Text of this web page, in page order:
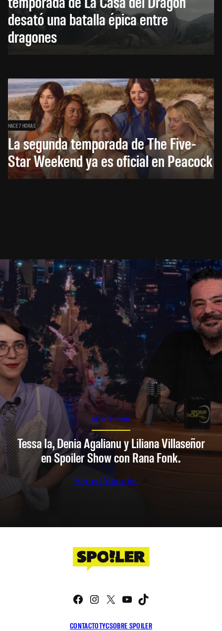
desató una batalla épica entre
dragones
HACE 7 HORAS
La segunda temporada de The Five-
Star Weekend ya es oficial en Peacock
SPOILER SHOW
Tessa Ia, Denia Agalianu y Liliana Villaseñor
en Spoiler Show con Rana Fonk.
Ver en Youtube
CONTACTOTYCSOBRE SPOILER
Facebook
Instagram
X YouTube